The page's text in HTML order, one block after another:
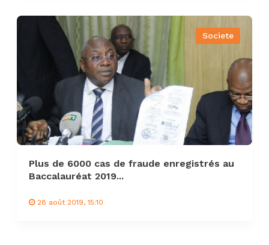
Societe
Plus de 6000 cas de fraude enregistrés au
Baccalauréat 2019...
28 août 2019, 15:10